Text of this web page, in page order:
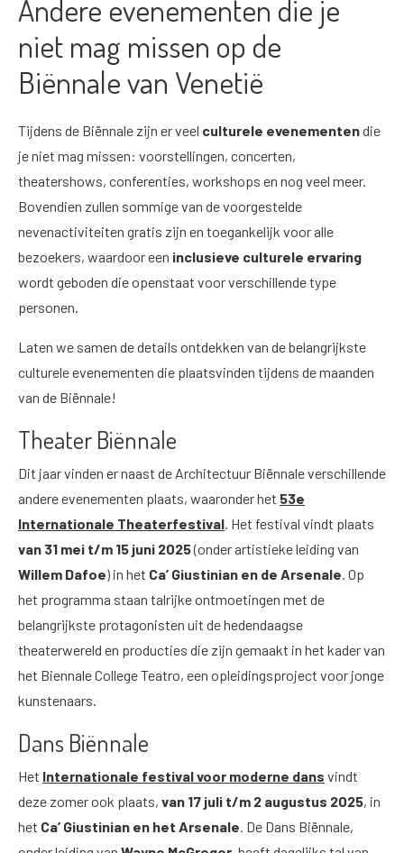
Andere evenementen die je
niet mag missen op de
Biënnale van Venetië
Tijdens de Biënnale zijn er veel culturele evenementendie
je niet mag missen: voorstellingen, concerten,
theatershows, conferenties, workshops en nog veel meer.
Bovendien zullen sommige van de voorgestelde
nevenactiviteiten gratis zijn en toegankelijk voor alle
bezoekers, waardoor een inclusieve culturele ervaring
wordt geboden die openstaat voor verschillende type
personen.
Laten we samen de details ontdekken van de belangrijkste
culturele evenementen die plaatsvinden tijdens de maanden
van de Biënnale!
Theater Biënnale
Dit jaar vinden er naast de Architectuur Biënnale verschillende
andere evenementen plaats, waaronder het 53e
Internationale Theaterfestival. Het festival vindt plaats
van 31 mei t/m 15 juni 2025(onder artistieke leiding van
Willem Dafoe) in het Ca’ Giustinian en de Arsenale. Op
het programma staan talrijke ontmoetingen met de
belangrijkste protagonisten uit de hedendaagse
theaterwereld en producties die zijn gemaakt in het kader van
het Biennale College Teatro, een opleidingsproject voor jonge
kunstenaars.
Dans Biënnale
Het Internationale festival voor moderne dans vindt
deze zomer ook plaats, van 17 juli t/m 2 augustus 2025, in
het Ca’ Giustinian en het Arsenale. De Dans Biënnale,